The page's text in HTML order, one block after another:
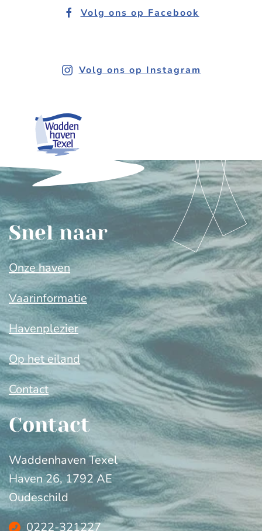
Volg ons op Facebook
Volg ons op Instagram
Contact
Waddenhaven Texel
Haven 26, 1792 AE
Oudeschild
0222-321227
Snel naar
Onze haven
Vaarinformatie
Havenplezier
Op het eiland
Contact